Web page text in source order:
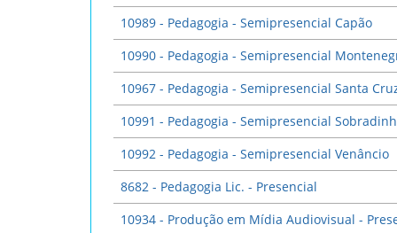
10989 - Pedagogia - Semipresencial Capão
10990 - Pedagogia - Semipresencial
10967 - Pedagogia - Semipresencial Santa
10991 - Pedagogia - Semipresencial
10992 - Pedagogia - Semipresencial Venâncio
8682 - Pedagogia Lic. - Presencial
10934 - Produção em Mídia Audiovisual -